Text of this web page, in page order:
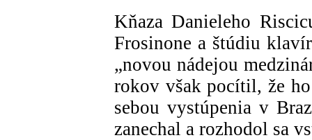
Kňaza Danieleho
Frosinone a štúdiu
„novou nádejou
rokov však pocítil, že
sebou vystúpenia v
zanechal a rozhodol sa